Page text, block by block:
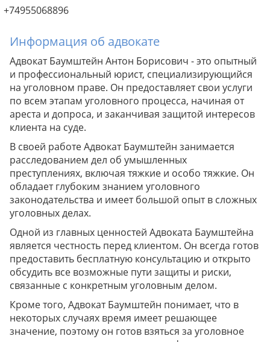
+74955068896
Информация об адвокате
Адвокат Баумштейн Антон Борисович - это опытный
и профессиональный юрист, специализирующийся
на уголовном праве. Он предоставляет свои услуги
по всем этапам уголовного процесса, начиная от
ареста и допроса, и заканчивая защитой интересов
клиента на суде.
В своей работе Адвокат Баумштейн занимается
расследованием дел об умышленных
преступлениях, включая тяжкие и особо тяжкие. Он
обладает глубоким знанием уголовного
законодательства и имеет большой опыт в сложных
уголовных делах.
Одной из главных ценностей Адвоката Баумштейна
является честность перед клиентом. Он всегда готов
предоставить бесплатную консультацию и открыто
обсудить все возможные пути защиты и риски,
связанные с конкретным уголовным делом.
Кроме того, Адвокат Баумштейн понимает, что в
некоторых случаях время имеет решающее
значение, поэтому он готов взяться за уголовное